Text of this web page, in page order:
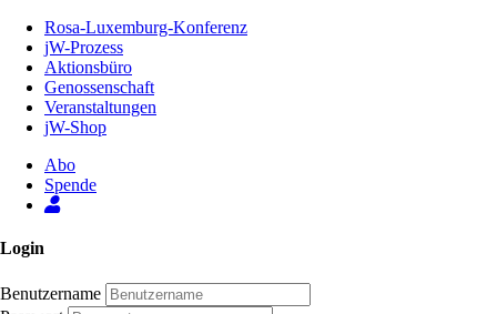
Inhalt
Seite
Rosa-Luxemburg-Konferenz
jW-Prozess
Aktionsbüro
Genossenschaft
Veranstaltungen
jW-Shop
Abo
Spende
Login
Benutzername